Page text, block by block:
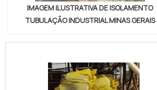
IMAGEM ILUSTRATIVA DE ISOLAMENTO
TUBULAÇÃO INDUSTRIAL MINAS GERAIS